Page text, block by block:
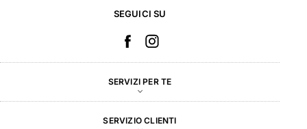
SEGUICI SU
SERVIZI PER TE
SERVIZIO CLIENTI